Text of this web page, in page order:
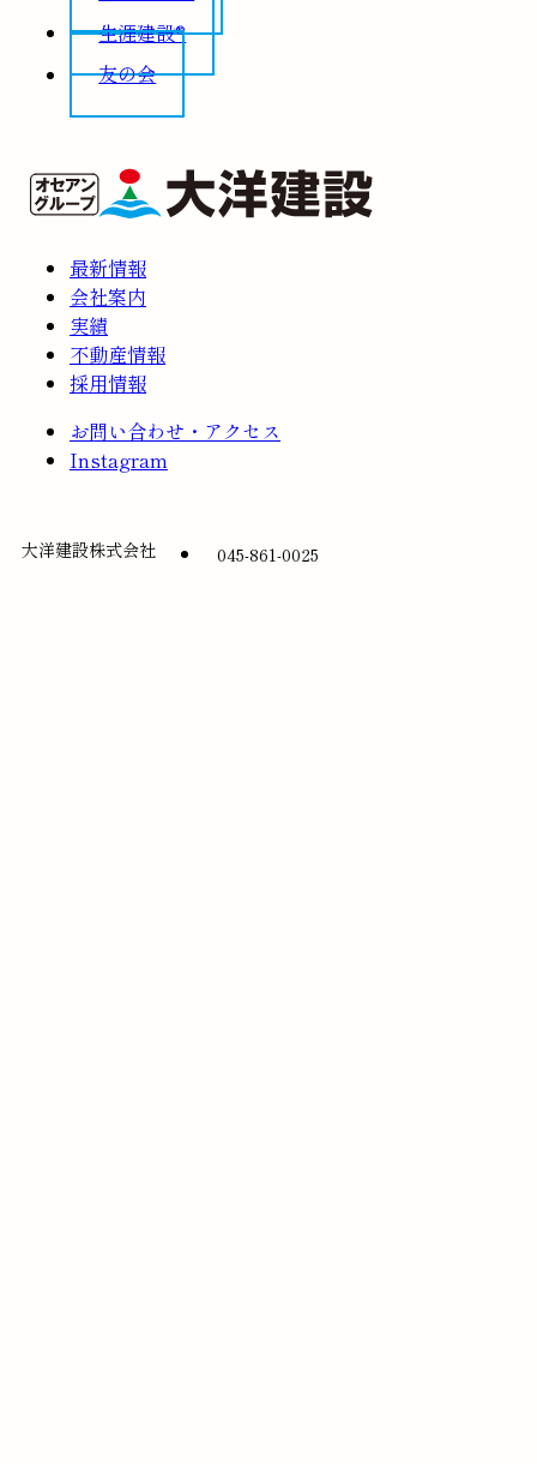
生涯建設®
友の会
最新情報
会社案内
実績
不動産情報
採用情報
お問い合わせ・アクセス
Instagram
大洋建設株式会社 045-861-0025